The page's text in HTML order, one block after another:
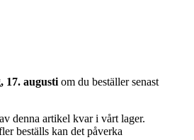
17. augusti om du beställer senast
denna artikel kvar i vårt lager.
beställs kan det påverka